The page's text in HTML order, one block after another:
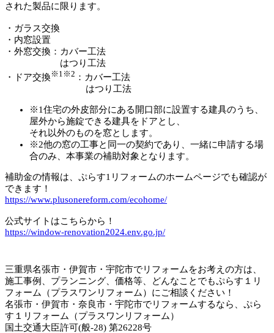
された製品に限ります。
・ガラス交換
・内窓設置
・外窓交換：カバー工法
はつり工法
・ドア交換※1※2 ：カバー工法
はつり工法
※1住宅の外皮部分にある開口部に設置する建具のうち、
屋外から施錠できる建具をドアとし、
それ以外のものを窓とします。
※2他の窓の工事と同一の契約であり、一緒に申請する場
合のみ、本事業の補助対象となります。
補助金の情報は、ぷらす1 リフォームのホームページでも確認が
できます！
https://www.plusonereform.com/ecohome/
公式サイトはこちらから！
https://window-renovation2024.env.go.jp/
三重県名張市・伊賀市・宇陀市でリフォームをお考えの方は、
施工事例、プランニング、価格等、どんなことでもぷらす１リ
フォーム（プラスワンリフォーム）にご相談ください！
名張市・伊賀市・奈良市・宇陀市でリフォームするなら、ぷら
す１リフォーム（プラスワンリフォーム）
国土交通大臣許可(般-28) 第26228号